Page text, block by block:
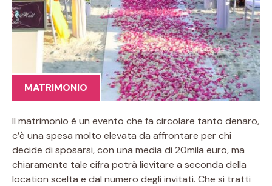
MATRIMONIO
Il matrimonio è un evento che fa circolare tanto denaro,
c’è una spesa molto elevata da affrontare per chi
decide di sposarsi, con una media di 20mila euro, ma
chiaramente tale cifra potrà lievitare a seconda della
location scelta e dal numero degli invitati. Che si tratti